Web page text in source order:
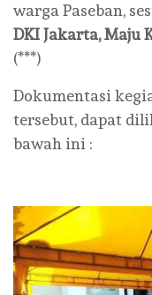
warga Paseban,
DKI Jakarta, Maju
(***)
Dokumentasi
tersebut, dapat
bawah ini :